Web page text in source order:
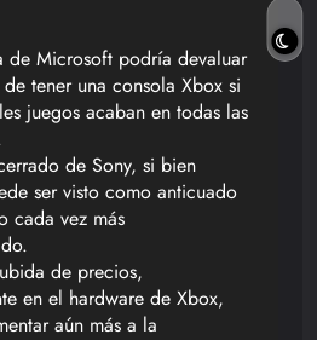
de Microsoft podría devaluar
tener una consola Xbox si
juegos acaban en todas las
de Sony, si bien
ser visto como anticuado
cada vez más
de precios,
en el hardware de Xbox,
aún más a la